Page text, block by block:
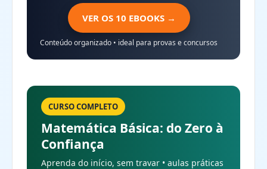
VER OS 10 EBOOKS →
Conteúdo organizado • ideal para provas e concursos
CURSO COMPLETO
Matemática Básica: do Zero à
Confiança
Aprenda do início, sem travar • aulas práticas